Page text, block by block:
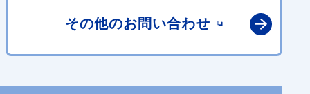
その他のお問い合わせ